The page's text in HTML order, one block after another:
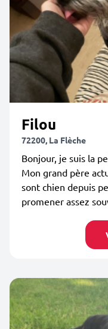
Filou
72200, La Flèche
Bonjour, je suis la
Mon grand père
sont chien depuis
promener assez